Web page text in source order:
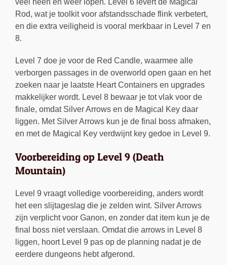
veel heen en weer lopen. Level 6 levert de Magical
Rod, wat je toolkit voor afstandsschade flink verbetert,
en die extra veiligheid is vooral merkbaar in Level 7 en
8.
Level 7 doe je voor de Red Candle, waarmee alle
verborgen passages in de overworld open gaan en het
zoeken naar je laatste Heart Containers en upgrades
makkelijker wordt. Level 8 bewaar je tot vlak voor de
finale, omdat Silver Arrows en de Magical Key daar
liggen. Met Silver Arrows kun je de final boss afmaken,
en met de Magical Key verdwijnt key gedoe in Level 9.
Voorbereiding op Level 9 (Death
Mountain)
Level 9 vraagt volledige voorbereiding, anders wordt
het een slijtageslag die je zelden wint. Silver Arrows
zijn verplicht voor Ganon, en zonder dat item kun je de
final boss niet verslaan. Omdat die arrows in Level 8
liggen, hoort Level 9 pas op de planning nadat je de
eerdere dungeons hebt afgerond.